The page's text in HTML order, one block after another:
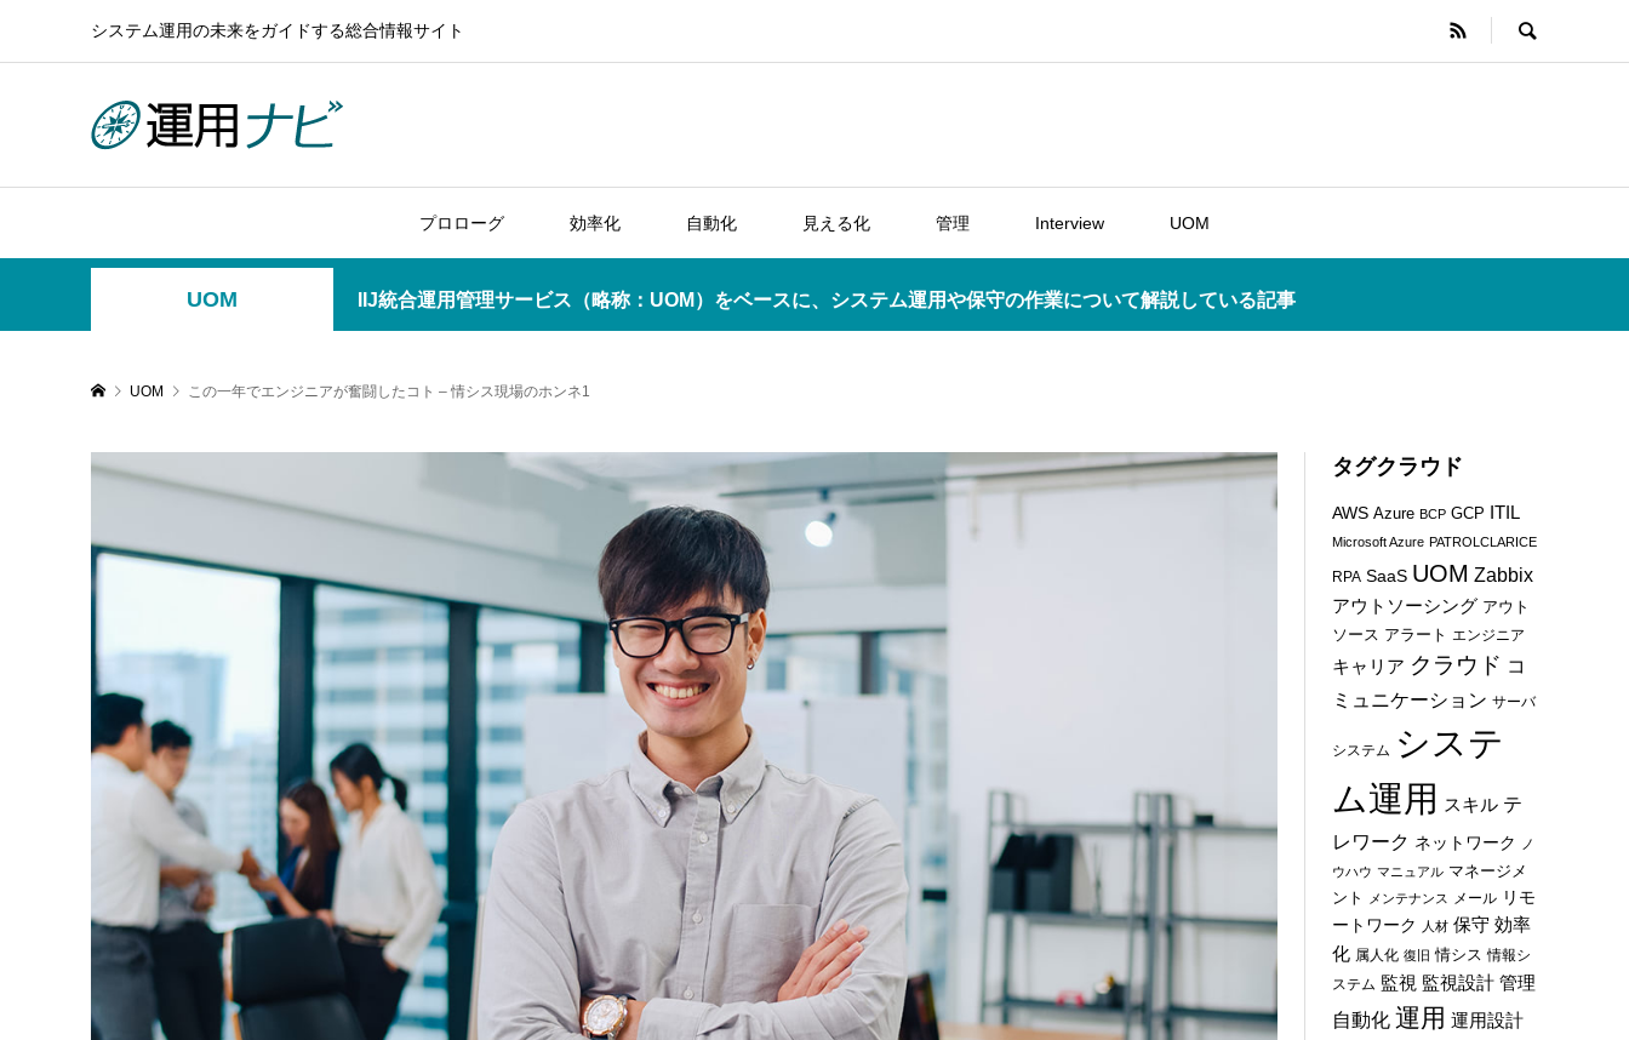
システム運用の未来をガイドする総合情報サイト
プロローグ 効率化 自動化 見える化 管理 Interview UOM
UOM IIJ統合運用管理サービス（略称：UOM）をベースに、システム運用や保守の作業について解説している記事
UOM この一年でエンジニアが奮闘したコト – 情シス現場のホンネ1
タグクラウド
AWS Azure BCP GCP ITIL
Microsoft Azure PATROLCLARICE
RPA SaaS UOM Zabbix
アウトソーシング アウト
ソース アラート エンジニア
キャリア クラウド コ
ミュニケーション サーバ
システム システ
ム運用 スキル テ
レワーク ネットワーク
ノ
ウハウ マニュアル マネージメ
ント
メンテナンス メール リモ
ートワーク
人材 保守 効率
化 属人化 復旧 情シス 情報シ
ステム 監視 監視設計 管理
自動化 運用 運用設計